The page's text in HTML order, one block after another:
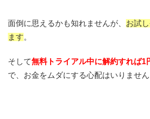
面倒に思えるかも知れませんが、 お試
ます。
そして無料トライアル中に解約すれば1
で、お金をムダにする心配はいりません